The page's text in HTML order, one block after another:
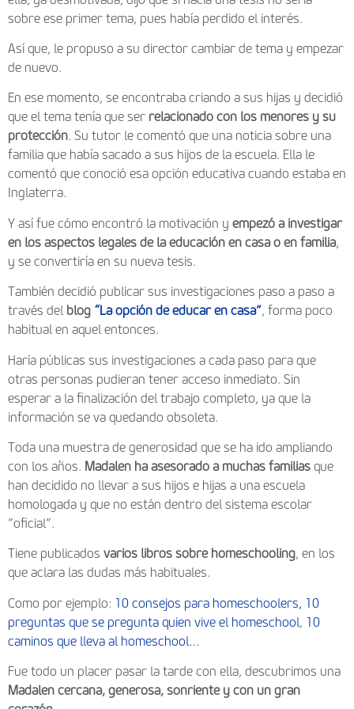
sobre ese primer tema, pues había perdido el interés.
Así que, le propuso a su director cambiar de tema y empezar
de nuevo.
En ese momento, se encontraba criando a sus hijas y decidió
que el tema tenía que ser relacionado con los menores y su
protección. Su tutor le comentó que una noticia sobre una
familia que había sacado a sus hijos de la escuela. Ella le
comentó que conoció esa opción educativa cuando estaba en
Inglaterra.
Y así fue cómo encontró la motivación y empezó a investigar
en los aspectos legales de la educación en casa o en familia,
y se convertiría en su nueva tesis.
También decidió publicar sus investigaciones paso a paso a
través del blog “La opción de educar en casa”, forma poco
habitual en aquel entonces.
Haría públicas sus investigaciones a cada paso para que
otras personas pudieran tener acceso inmediato. Sin
esperar a la finalización del trabajo completo, ya que la
información se va quedando obsoleta.
Toda una muestra de generosidad que se ha ido ampliando
con los años. Madalen ha asesorado a muchas familias que
han decidido no llevar a sus hijos e hijas a una escuela
homologada y que no están dentro del sistema escolar
”oficial”.
Tiene publicados varios libros sobre homeschooling, en los
que aclara las dudas más habituales.
Como por ejemplo: 10 consejos para homeschoolers, 10
preguntas que se pregunta quien vive el homeschool, 10
caminos que lleva al homeschool…
Fue todo un placer pasar la tarde con ella, descubrimos una
Madalen cercana, generosa, sonriente y con un gran